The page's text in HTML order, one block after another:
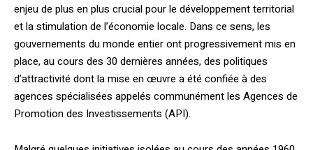
enjeu de plus en plus crucial pour le développement territorial
et la stimulation de l’économie locale. Dans ce sens, les
gouvernements du monde entier ont progressivement mis en
place, au cours des 30 dernières années, des politiques
d’attractivité dont la mise en œuvre a été confiée à des
agences spécialisées appelés communément les Agences de
Promotion des Investissements (API).